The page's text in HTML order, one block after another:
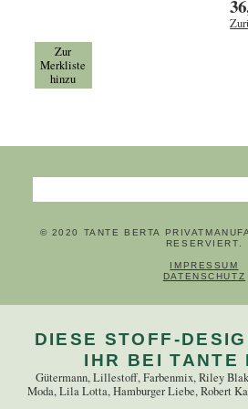
Zur
Merkliste
hinzu
Suchbegriffe
© 2020 TANTE BERTA
RESERVIERT.
IMPRESSUM
DATENSCHUTZ
DIESE STOFF-
IHR BEI TANTE
Gütermann, Lillestoff, Farbenmix, Riley
Moda, Lila Lotta, Hamburger Liebe, Robert